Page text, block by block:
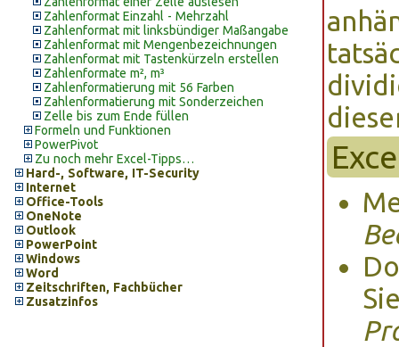
Zahlenformat Einzahl - Mehrzahl
Zahlenformat mit linksbündiger Maßangabe
Zahlenformat mit Mengenbezeichnungen
Zahlenformat mit Tastenkürzeln erstellen
Zahlenformate m², m³
Zahlenformatierung mit 56 Farben
Zahlenformatierung mit Sonderzeichen
Zelle bis zum Ende füllen
Formeln und Funktionen
PowerPivot
Zu noch mehr Excel-Tipps…
Hard-, Software, IT-Security
Internet
Office-Tools
OneNote
Outlook
PowerPoint
Windows
Word
Zeitschriften, Fachbücher
Zusatzinfos